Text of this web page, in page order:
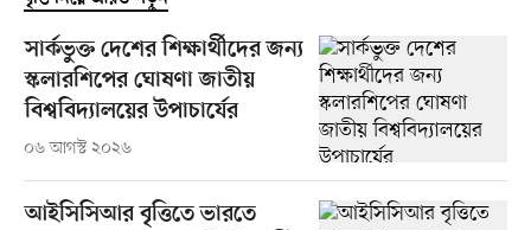
সার্কভুক্ত দেশের শিক্ষার্থীদের জন্য
স্কলারশিপের ঘোষণা জাতীয়
বিশ্ববিদ্যালয়ের উপাচার্যের
০৬ আগস্ট ২০২৬
আইসিসিআর বৃত্তিতে ভারতে